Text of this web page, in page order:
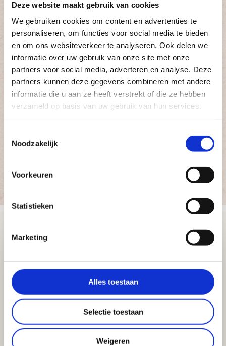
Deze website maakt gebruik van cookies
We gebruiken cookies om content en advertenties te
personaliseren, om functies voor social media te bieden
en om ons websiteverkeer te analyseren. Ook delen we
informatie over uw gebruik van onze site met onze
partners voor social media, adverteren en analyse. Deze
partners kunnen deze gegevens combineren met andere
informatie die u aan ze heeft verstrekt of die ze hebben
verzameld op basis van uw gebruik van hun services.
Noodzakelijk
Voorkeuren
Statistieken
Marketing
Alles toestaan
Selectie toestaan
Weigeren
In beweging: Mindful run of walk. Een
enkele workshop of een wekelijkse walk of
run.
IJsbad workshop: incl.
ademhalingsoefening voor het
versterken van je immuunsysteem, het
meer energie.